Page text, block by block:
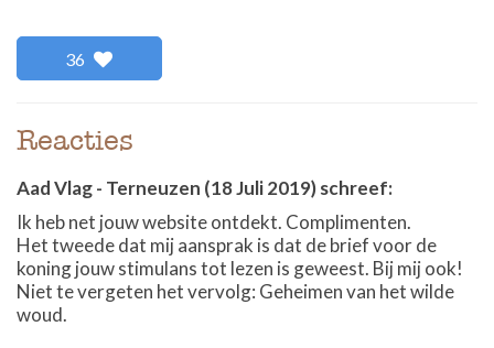
36
Reacties
Aad Vlag- Terneuzen (18 Juli 2019)schreef:
Ik heb net jouw website ontdekt. Complimenten.
Het tweede dat mij aansprak is dat de brief voor de
koning jouw stimulans tot lezen is geweest. Bij mij ook!
Niet te vergeten het vervolg: Geheimen van het wilde
woud.